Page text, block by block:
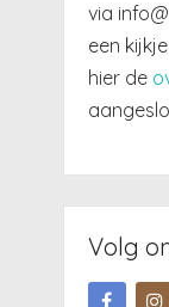
via
een
hier de
Volg